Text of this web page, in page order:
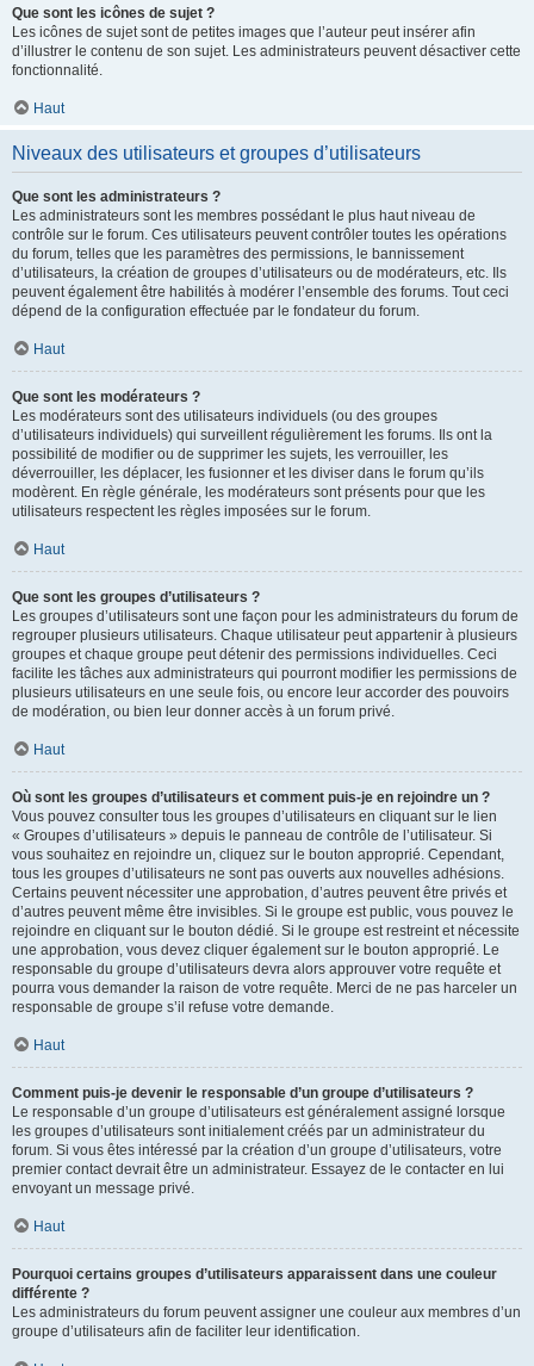
Que sont les icônes de sujet ?
Les icônes de sujet sont de petites images que l’auteur peut insérer afin
d’illustrer le contenu de son sujet. Les administrateurs peuvent désactiver cette
fonctionnalité.
Haut
Niveaux des utilisateurs et groupes d’utilisateurs
Que sont les administrateurs ?
Les administrateurs sont les membres possédant le plus haut niveau de
contrôle sur le forum. Ces utilisateurs peuvent contrôler toutes les opérations
du forum, telles que les paramètres des permissions, le bannissement
d’utilisateurs, la création de groupes d’utilisateurs ou de modérateurs, etc. Ils
peuvent également être habilités à modérer l’ensemble des forums. Tout ceci
dépend de la configuration effectuée par le fondateur du forum.
Haut
Que sont les modérateurs ?
Les modérateurs sont des utilisateurs individuels (ou des groupes
d’utilisateurs individuels) qui surveillent régulièrement les forums. Ils ont la
possibilité de modifier ou de supprimer les sujets, les verrouiller, les
déverrouiller, les déplacer, les fusionner et les diviser dans le forum qu’ils
modèrent. En règle générale, les modérateurs sont présents pour que les
utilisateurs respectent les règles imposées sur le forum.
Haut
Que sont les groupes d’utilisateurs ?
Les groupes d’utilisateurs sont une façon pour les administrateurs du forum de
regrouper plusieurs utilisateurs. Chaque utilisateur peut appartenir à plusieurs
groupes et chaque groupe peut détenir des permissions individuelles. Ceci
facilite les tâches aux administrateurs qui pourront modifier les permissions de
plusieurs utilisateurs en une seule fois, ou encore leur accorder des pouvoirs
de modération, ou bien leur donner accès à un forum privé.
Haut
Où sont les groupes d’utilisateurs et comment puis-je en rejoindre un ?
Vous pouvez consulter tous les groupes d’utilisateurs en cliquant sur le lien
« Groupes d’utilisateurs » depuis le panneau de contrôle de l’utilisateur. Si
vous souhaitez en rejoindre un, cliquez sur le bouton approprié. Cependant,
tous les groupes d’utilisateurs ne sont pas ouverts aux nouvelles adhésions.
Certains peuvent nécessiter une approbation, d’autres peuvent être privés et
d’autres peuvent même être invisibles. Si le groupe est public, vous pouvez le
rejoindre en cliquant sur le bouton dédié. Si le groupe est restreint et nécessite
une approbation, vous devez cliquer également sur le bouton approprié. Le
responsable du groupe d’utilisateurs devra alors approuver votre requête et
pourra vous demander la raison de votre requête. Merci de ne pas harceler un
responsable de groupe s’il refuse votre demande.
Haut
Comment puis-je devenir le responsable d’un groupe d’utilisateurs ?
Le responsable d’un groupe d’utilisateurs est généralement assigné lorsque
les groupes d’utilisateurs sont initialement créés par un administrateur du
forum. Si vous êtes intéressé par la création d’un groupe d’utilisateurs, votre
premier contact devrait être un administrateur. Essayez de le contacter en lui
envoyant un message privé.
Haut
Pourquoi certains groupes d’utilisateurs apparaissent dans une couleur
différente ?
Les administrateurs du forum peuvent assigner une couleur aux membres d’un
groupe d’utilisateurs afin de faciliter leur identification.